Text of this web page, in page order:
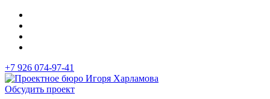
+7 926 074-97-41
Обсудить проект